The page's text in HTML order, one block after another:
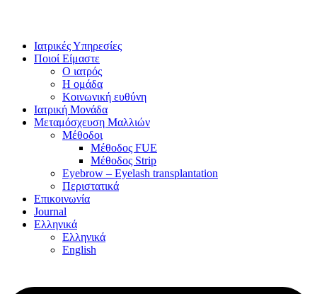
Ιατρικές Υπηρεσίες
Ποιοί Είμαστε
Ο ιατρός
Η ομάδα
Κοινωνική ευθύνη
Ιατρική Μονάδα
Μεταμόσχευση Μαλλιών
Μέθοδοι
Μέθοδος FUE
Μέθοδος Strip
Eyebrow – Eyelash transplantation
Περιστατικά
Επικοινωνία
Journal
Ελληνικά
Ελληνικά
English